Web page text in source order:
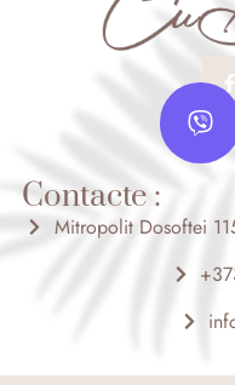
a
c
o
f
V
i
b
e
Contacte :
Mitropolit Dosoftei